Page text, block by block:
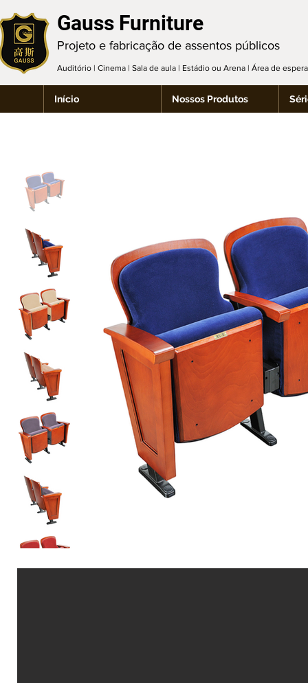
Gauss Furniture
Projeto e fabricação de assentos públicos
Auditório | Cinema | Sala de aula | Estádio ou Arena | Área de
Início Nossos Produtos